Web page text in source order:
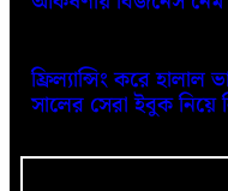
ফ্রিল্যান্সিং করে
সালের সেরা ইবুক নিয়ে